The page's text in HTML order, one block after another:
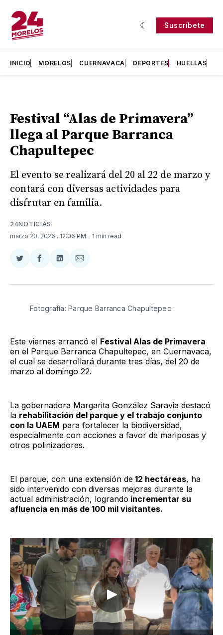
Suscríbete
INICIO MORELOS CUERNAVACA DEPORTES HUELLAS
Festival “Alas de Primavera”
llega al Parque Barranca
Chapultepec
El evento se realizará del 20 al 22 de marzo y
contará con diversas actividades para
disfrutar en familia.
24NOTICIAS
marzo 20, 2026 . 12:06 PM - 1 min read
Compartir
Twitter
Compartir
Facebook
Compartir
LinkedIn
Compartir
Email
Fotografía: Parque Barranca Chapultepec.
Este viernes arrancó el Festival Alas de Primavera
en el Parque Barranca Chapultepec, en Cuernavaca,
el cual se desarrollará durante tres días, del 20 de
marzo al domingo 22.
La gobernadora Margarita González Saravia destacó
la rehabilitación del parque y el trabajo conjunto
con la UAEM para fortalecer la biodiversidad,
especialmente con acciones a favor de mariposas y
otros polinizadores.
El parque, con una extensión de 12 hectáreas, ha
sido intervenido con diversas mejoras durante la
actual administración, logrando incrementar su
afluencia en más de 100 mil visitantes.